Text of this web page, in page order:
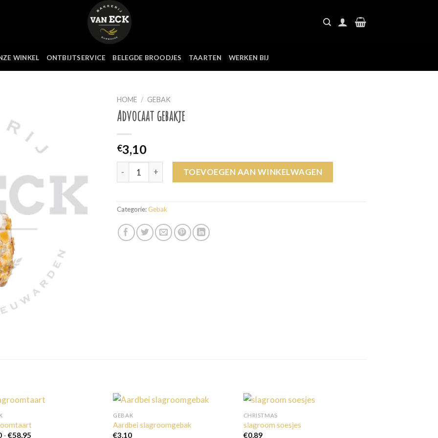
WINKEL ONTBIJTSERVICE BELEGDE BROODJES TAARTEN WERKEN BIJ
HOME / GEBAK
Advocaat gebakje
€3,10
Advocaat gebakje aantalTOEVOEGEN AAN WINKELWAGEN
Categorie:Gebak
- €58,95
GEBAK
Aardbei slagroomgebak
€3,10
CHRISTMAS
slagroom soesjes
€0,89